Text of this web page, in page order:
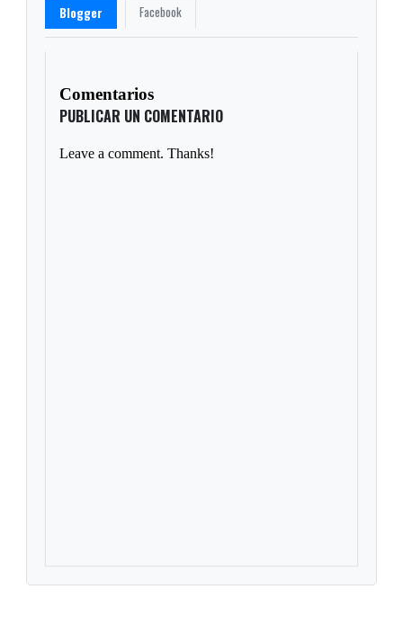
Blogger Facebook
Comentarios
PUBLICAR UN COMENTARIO
Leave a comment. Thanks!